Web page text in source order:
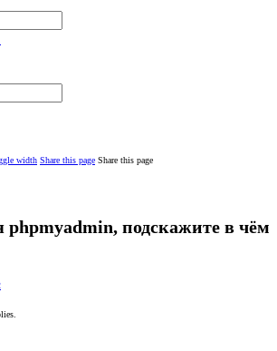
width Share this page Share this page
phpmyadmin, подскажите в чём